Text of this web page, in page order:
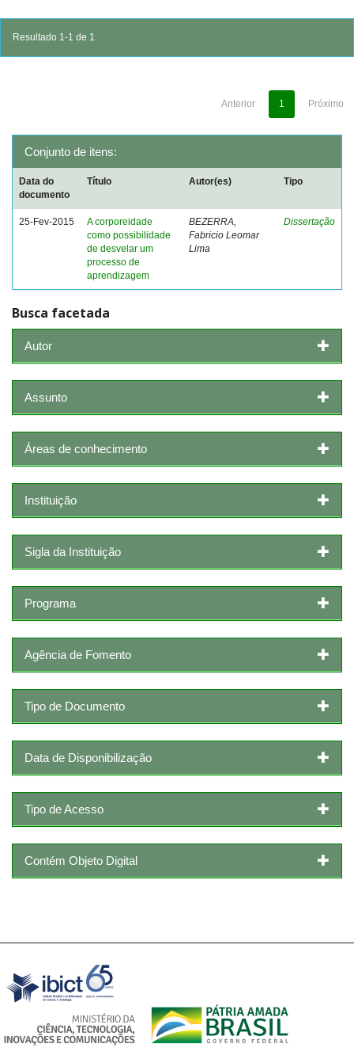
Resultado 1-1 de 1.
Anterior 1 Próximo
Conjunto de itens:
Data do
documento
Título Autor(es) Tipo
25-Fev-2015
A corporeidade
como possibilidade
de desvelar um
processo de
aprendizagem
BEZERRA,
Fabricio Leomar
Lima
Dissertação
Busca facetada
Autor
Assunto
Áreas de conhecimento
Instituição
Sigla da Instituição
Programa
Agência de Fomento
Tipo de Documento
Data de Disponibilização
Tipo de Acesso
Contém Objeto Digital